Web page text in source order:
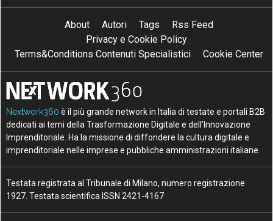
About Autori Tags
Rss Feed
Privacy e Cookie Policy
Terms&Conditions Contenuti Specialistici
Cookie Center
Nextwork360 è il più grande network in Italia di testate e portali B2B
dedicati ai temi della Trasformazione Digitale e dell’Innovazione
Imprenditoriale. Ha la missione di diffondere la cultura digitale e
imprenditoriale nelle imprese e pubbliche amministrazioni italiane.
Testata registrata al Tribunale di Milano, numero registrazione
1927. Testata scientifica ISSN 2421-4167